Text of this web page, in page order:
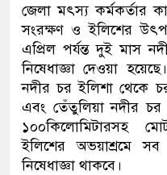
জেলা মৎস্য কর্মকর্তার
সংরক্ষণ ও ইলিশের
এপ্রিল পর্যন্ত দুই মাস
নিষেধাজ্ঞা দেওয়া
নদীর চর ইলিশা থেকে
এবং তেঁতুলিয়া নদীর চর
১০০কিলোমিটারসহ
ইলিশের অভয়াশ্রমে
নিষেধাজ্ঞা থাকবে।